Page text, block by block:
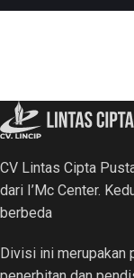
CV Lintas Cipta
dari I’Mc Center.
berbeda
Divisi ini merupakan